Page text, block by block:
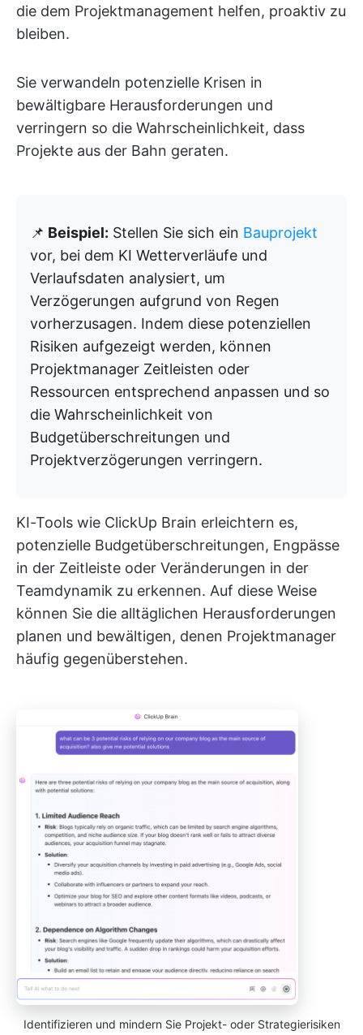
die dem Projektmanagement helfen, proaktiv zu
bleiben.
Sie verwandeln potenzielle Krisen in
bewältigbare Herausforderungen und
verringern so die Wahrscheinlichkeit, dass
Projekte aus der Bahn geraten.
📌 Beispiel: Stellen Sie sich ein Bauprojekt
vor, bei dem KI Wetterverläufe und
Verlaufsdaten analysiert, um
Verzögerungen aufgrund von Regen
vorherzusagen. Indem diese potenziellen
Risiken aufgezeigt werden, können
Projektmanager Zeitleisten oder
Ressourcen entsprechend anpassen und so
die Wahrscheinlichkeit von
Budgetüberschreitungen und
Projektverzögerungen verringern.
KI-Tools wie ClickUp Brain erleichtern es,
potenzielle Budgetüberschreitungen, Engpässe
in der Zeitleiste oder Veränderungen in der
Teamdynamik zu erkennen. Auf diese Weise
können Sie die alltäglichen Herausforderungen
planen und bewältigen, denen Projektmanager
häufig gegenüberstehen.
Identifizieren und mindern Sie Projekt- oder Strategierisiken